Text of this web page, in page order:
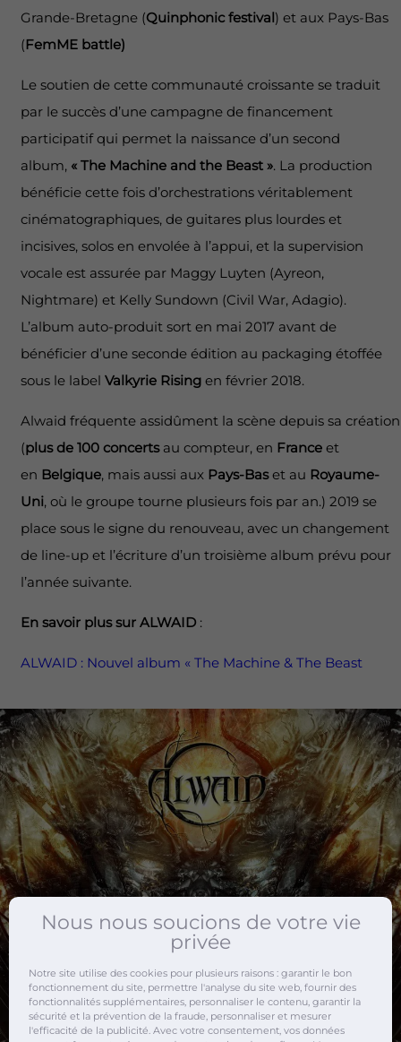
Grande-Bretagne (Quinphonic festival) et aux Pays-Bas
(FemME battle)
Le soutien de cette communauté croissante se traduit
par le succès d’une campagne de financement
participatif qui permet la naissance d’un second
album, « The Machine and the Beast ». La production
bénéficie cette fois d’orchestrations véritablement
cinématographiques, de guitares plus lourdes et
incisives, solos en envolée à l’appui, et la supervision
vocale est assurée par Maggy Luyten (Ayreon,
Nightmare) et Kelly Sundown (Civil War, Adagio).
L’album auto-produit sort en mai 2017 avant de
bénéficier d’une seconde édition au packaging étoffée
sous le label Valkyrie Risingen février 2018.
Alwaid fréquente assidûment la scène depuis sa création
(plus de 100 concertsau compteur, en Franceet
en Belgique, mais aussi aux Pays-Baset au Royaume-
Uni, où le groupe tourne plusieurs fois par an.) 2019 se
place sous le signe du renouveau, avec un changement
de line-up et l’écriture d’un troisième album prévu pour
l’année suivante.
En savoir plus sur ALWAID :
ALWAID : Nouvel album « The Machine & The Beast
Nous nous soucions de votre vie
privée
Notre site utilise des cookies pour plusieurs raisons : garantir le bon
fonctionnement du site, permettre l'analyse du site web, fournir des
fonctionnalités supplémentaires, personnaliser le contenu, garantir la
sécurité et la prévention de la fraude, personnaliser et mesurer
l'efficacité de la publicité. Avec votre consentement, vos données